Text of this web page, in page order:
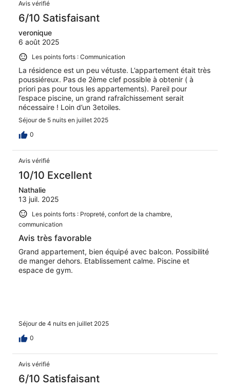
Avis vérifié
6/10 Satisfaisant
veronique
6 août 2025
Les points forts : Communication
La résidence est un peu vétuste. L’appartement était très
poussiéreux. Pas de 2ème clef possible à obtenir ( à
priori pas pour tous les appartements). Pareil pour
l’espace piscine, un grand rafraîchissement serait
nécessaire ! Loin d’un 3etoiles.
Séjour de 5 nuits en juillet 2025
0
Avis vérifié
10/10 Excellent
Nathalie
13 juil. 2025
Les points forts : Propreté, confort de la chambre,
communication
Avis très favorable
Grand appartement, bien équipé avec balcon. Possibilité
de manger dehors. Etablissement calme. Piscine et
espace de gym.
Séjour de 4 nuits en juillet 2025
0
Avis vérifié
6/10 Satisfaisant